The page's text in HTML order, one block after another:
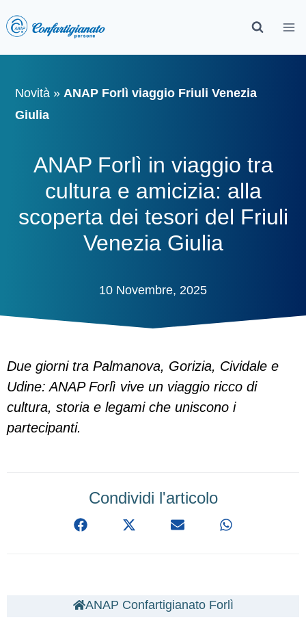
Novità » ANAP Forlì viaggio Friuli Venezia
Giulia
ANAP Forlì in viaggio tra
cultura e amicizia: alla
scoperta dei tesori del Friuli
Venezia Giulia
10 Novembre, 2025
Due giorni tra Palmanova, Gorizia, Cividale e
Udine: ANAP Forlì vive un viaggio ricco di
cultura, storia e legami che uniscono i
partecipanti.
Condividi l'articolo
ANAP Confartigianato Forlì